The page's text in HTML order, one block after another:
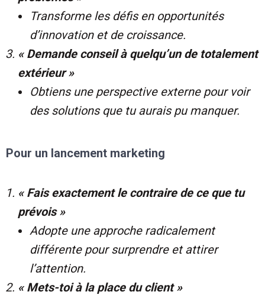
Transforme les défis en opportunités
d’innovation et de croissance.
« Demande conseil à quelqu’un de totalement
extérieur »
Obtiens une perspective externe pour voir
des solutions que tu aurais pu manquer.
Pour un lancement marketing
« Fais exactement le contraire de ce que tu
prévois »
Adopte une approche radicalement
différente pour surprendre et attirer
l’attention.
« Mets-toi à la place du client »